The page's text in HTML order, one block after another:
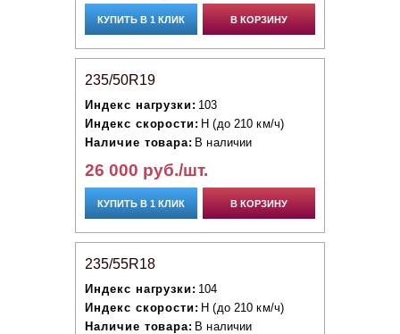
КУПИТЬ В 1 КЛИК В КОРЗИНУ
235/50R19
Индекс нагрузки: 103
Индекс скорости: H (до 210 км/ч)
Наличие товара: В наличии
26 000 руб./шт.
КУПИТЬ В 1 КЛИК В КОРЗИНУ
235/55R18
Индекс нагрузки: 104
Индекс скорости: H (до 210 км/ч)
Наличие товара: В наличии